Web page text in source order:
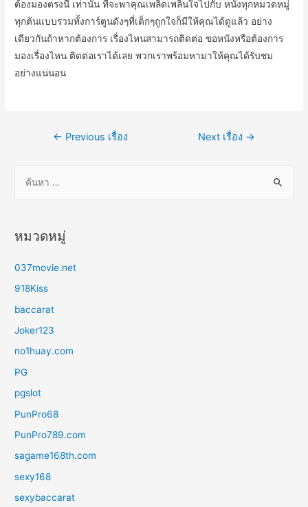
ต้องมองตรงนี้ เท่านั้น ที่จะพาคุณเพลิดเพลินใจไปกับ หนังทุกหมวดหมู่
ทุกต้นแบบรวมทั้งการ์ตูนดังๆที่เด็กๆถูกใจก็มีให้คุณได้ดูแล้ว อย่าง
เดียวกันถ้าหากต้องการ เรื่องไหนสามารถติดต่อ ขอหนังหรือต้องการ
มองเรื่องไหน ติดต่อเราได้เลย พวกเราพร้อมหามาให้คุณได้รับชม
อย่างแน่นอน
แนะแนว
← Previous เรื่อง Next เรื่อง →
ห
รั
บ
หมวดหมู่
037movie.net
918Kiss
baccarat
Joker123
no1huay.com
PG
pgslot
PunPro68
PunPro789.com
sagame168th.com
sexy168
sexybaccarat